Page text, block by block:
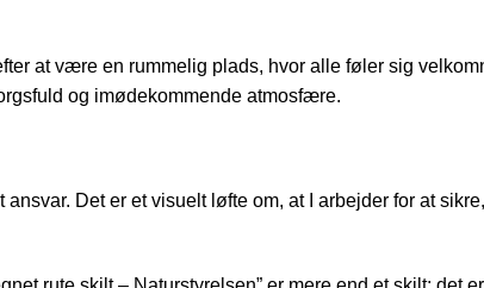
at være en rummelig plads, hvor alle føler sig
og imødekommende atmosfære.
Det er et visuelt løfte om, at I arbejder for at